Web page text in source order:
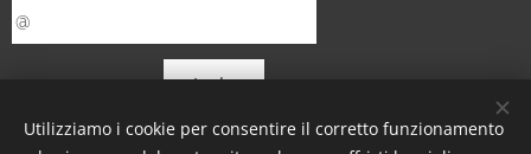
Invia
Utilizziamo i cookie per consentire il corretto funzionamento